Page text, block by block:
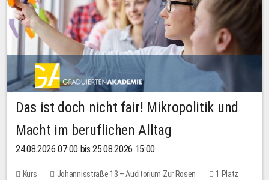
Das ist doch nicht fair! Mikropolitik und
Macht im beruflichen Alltag
24.08.2026 07:00 bis 25.08.2026 15:00
Kurs Johannisstraße 13 – Auditorium Zur Rosen
1 Platz